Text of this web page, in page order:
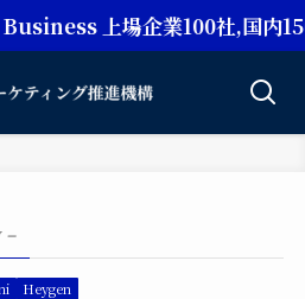
場企業100社,国内1500社へ
–
Heygen